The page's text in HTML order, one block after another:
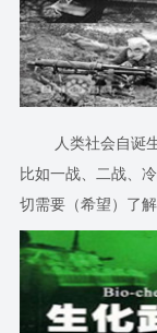
人类社会自诞生
比如一战、二战、
切需要（希望）了